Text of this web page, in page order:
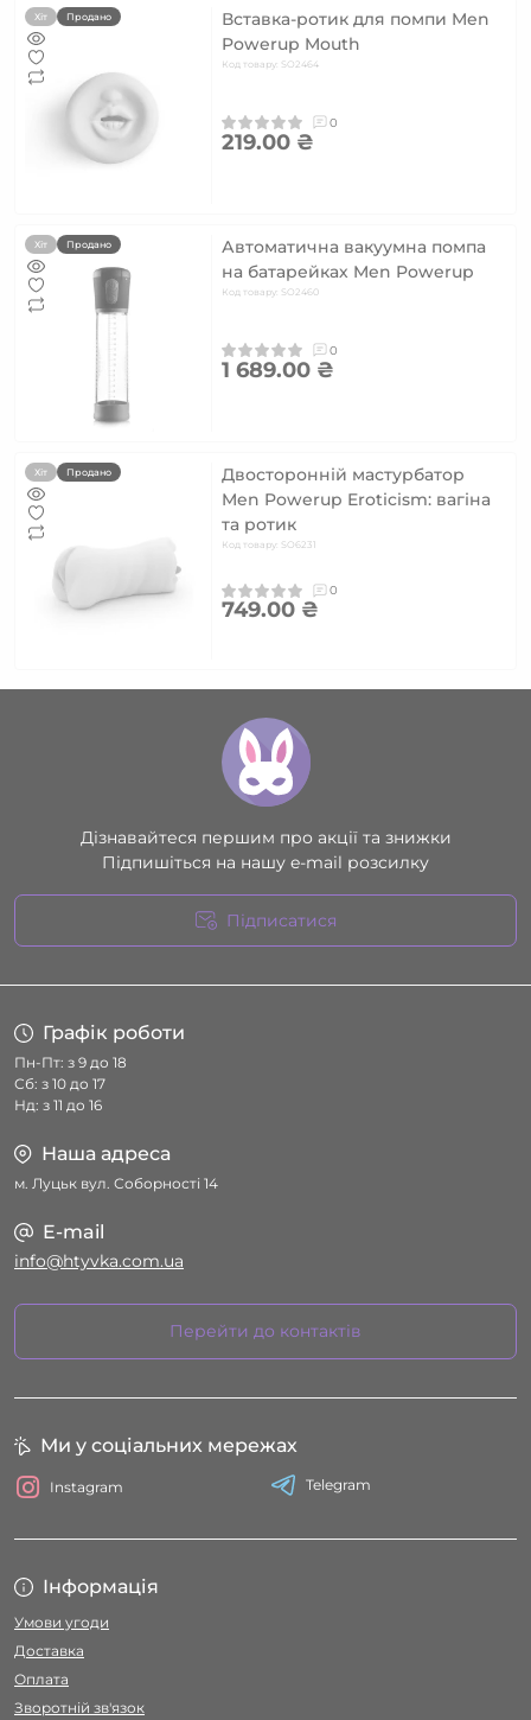
Хіт Продано
Вставка-ротик для помпи Men
Powerup Mouth
Код товару: SO2464
0
219.00 ₴
Хіт Продано
Автоматична вакуумна помпа
на батарейках Men Powerup
Код товару: SO2460
0
1 689.00 ₴
Хіт Продано
Двосторонній мастурбатор
Men Powerup Eroticism: вагіна
та ротик
Код товару: SO6231
0
749.00 ₴
Дізнавайтеся першим про акції та знижки
Підпишіться на нашу e-mail розсилку
Підписатися
Графік роботи
Пн-Пт: з 9 до 18
Сб: з 10 до 17
Нд: з 11 до 16
Наша адреса
м. Луцьк вул. Соборності 14
E-mail
info@htyvka.com.ua
Перейти до контактів
Інформація
Умови угоди
Доставка
Оплата
Зворотній зв'язок
Ми у соціальних мережах
Instagram Telegram